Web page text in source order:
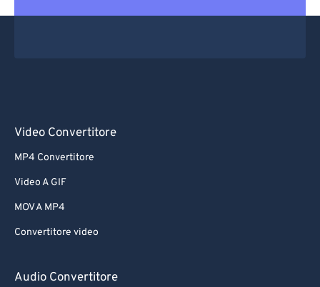
Video Convertitore
MP4 Convertitore
Video A GIF
MOV A MP4
Convertitore video
Audio Convertitore